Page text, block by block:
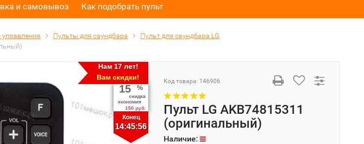
и самовывоз Как подобрать пульт
Пульты для саундбара
Пульт для саундбара LG
Нам 17 лет!
Вам скидки!
Конец
14:45:56
15 %
скидка
экономия
150 руб.
Код товара: 146906
Пульт LG AKB74815311
(оригинальный)
Наличие: